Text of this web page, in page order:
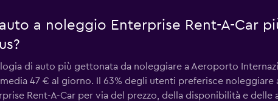
a noleggio Enterprise Rent-A-Car
di auto più gettonata da noleggiare a Aeroporto
47 € al giorno. Il 63% degli utenti preferisce
Rent-A-Car per via del prezzo, della disponibilità e